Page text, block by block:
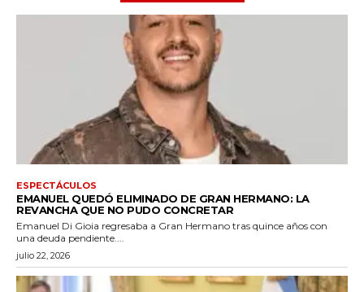
ESPECTÁCULOS
EMANUEL QUEDÓ ELIMINADO DE GRAN HERMANO: LA
REVANCHA QUE NO PUDO CONCRETAR
Emanuel Di Gioia regresaba a Gran Hermano tras quince años con
una deuda pendiente....
julio 22, 2026